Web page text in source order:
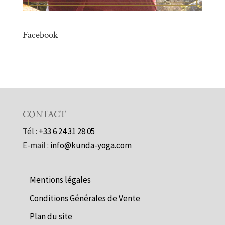
Facebook
CONTACT
Tél : +33 6 24 31 28 05
E-mail : info@kunda-yoga.com
Mentions légales
Conditions Générales de Vente
Plan du site